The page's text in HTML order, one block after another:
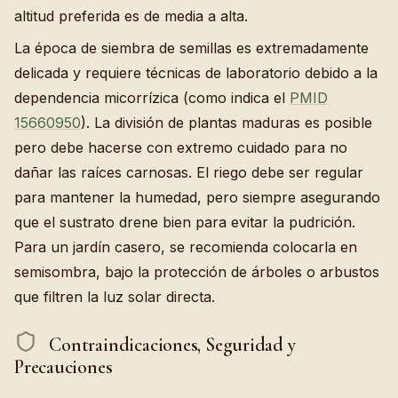
altitud preferida es de media a alta.
La época de siembra de semillas es extremadamente
delicada y requiere técnicas de laboratorio debido a la
dependencia micorrízica (como indica el PMID
15660950). La división de plantas maduras es posible
pero debe hacerse con extremo cuidado para no
dañar las raíces carnosas. El riego debe ser regular
para mantener la humedad, pero siempre asegurando
que el sustrato drene bien para evitar la pudrición.
Para un jardín casero, se recomienda colocarla en
semisombra, bajo la protección de árboles o arbustos
que filtren la luz solar directa.
Contraindicaciones, Seguridad y
Precauciones